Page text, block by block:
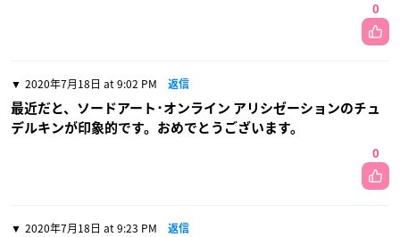
0
2020年7月18日 at 9:02 PM 返信
最近だと、ソードアート･オンライン アリシゼーションのチュ
デルキンが印象的です。おめでとうございます。
0
2020年7月18日 at 9:23 PM 返信